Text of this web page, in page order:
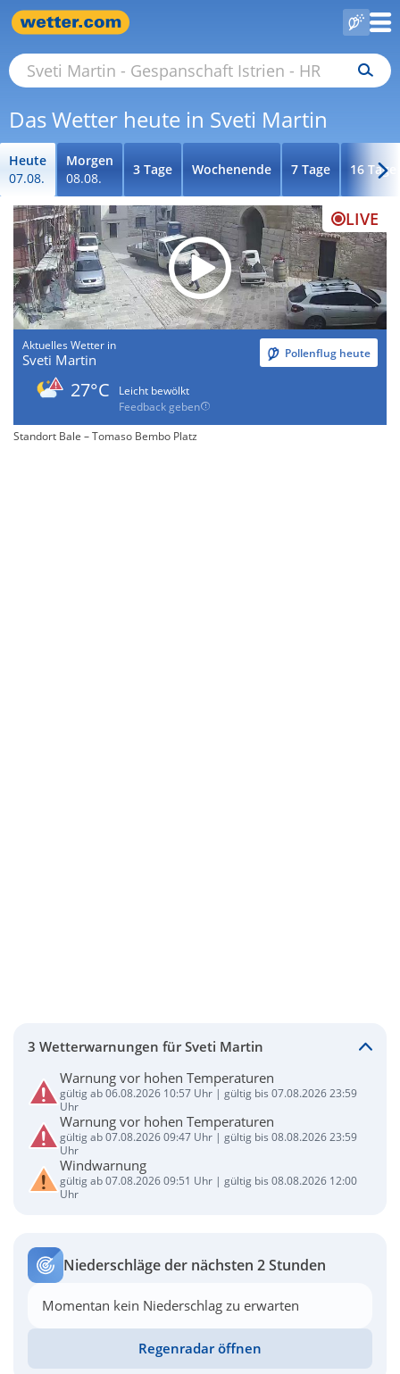
Das Wetter heute in Sveti Martin
Heute
07.08.
Morgen
08.08.
3 Tage Wochenende 7 Tage 16 Tage
LIVE
Aktuelles Wetter in
Sveti Martin Pollenflug heute
27°C
Leicht bewölkt
Feedback geben
Standort Bale – Tomaso Bembo Platz
3 Wetterwarnungen für Sveti Martin
Warnung vor hohen Temperaturen
gültig ab 06.08.2026 10:57 Uhr | gültig bis 07.08.2026 23:59
Uhr
Warnung vor hohen Temperaturen
gültig ab 07.08.2026 09:47 Uhr | gültig bis 08.08.2026 23:59
Uhr
Windwarnung
gültig ab 07.08.2026 09:51 Uhr | gültig bis 08.08.2026 12:00
Uhr
Niederschläge der nächsten 2 Stunden
Momentan kein Niederschlag zu erwarten
Regenradar öffnen